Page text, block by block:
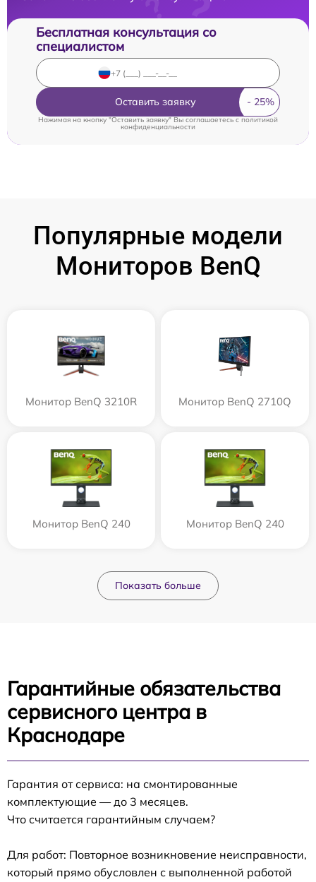
Бесплатная консультация со
специалистом
Оставить заявку
Нажимая на кнопку "Оставить заявку" Вы соглашаетесь c политикой
конфиденциальности
Популярные модели
Мониторов BenQ
Монитор BenQ 3210R Монитор BenQ 2710Q
Монитор BenQ 240 Монитор BenQ 240
Показать больше
Гарантийные обязательства
сервисного центра в
Краснодаре
Гарантия от сервиса: на смонтированные
комплектующие — до 3 месяцев.
Что считается гарантийным случаем?
Для работ: Повторное возникновение неисправности,
который прямо обусловлен с выполненной работой